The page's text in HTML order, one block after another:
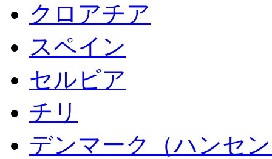
クロアチア
スペイン
セルビア
チリ
デンマーク（ハンセ